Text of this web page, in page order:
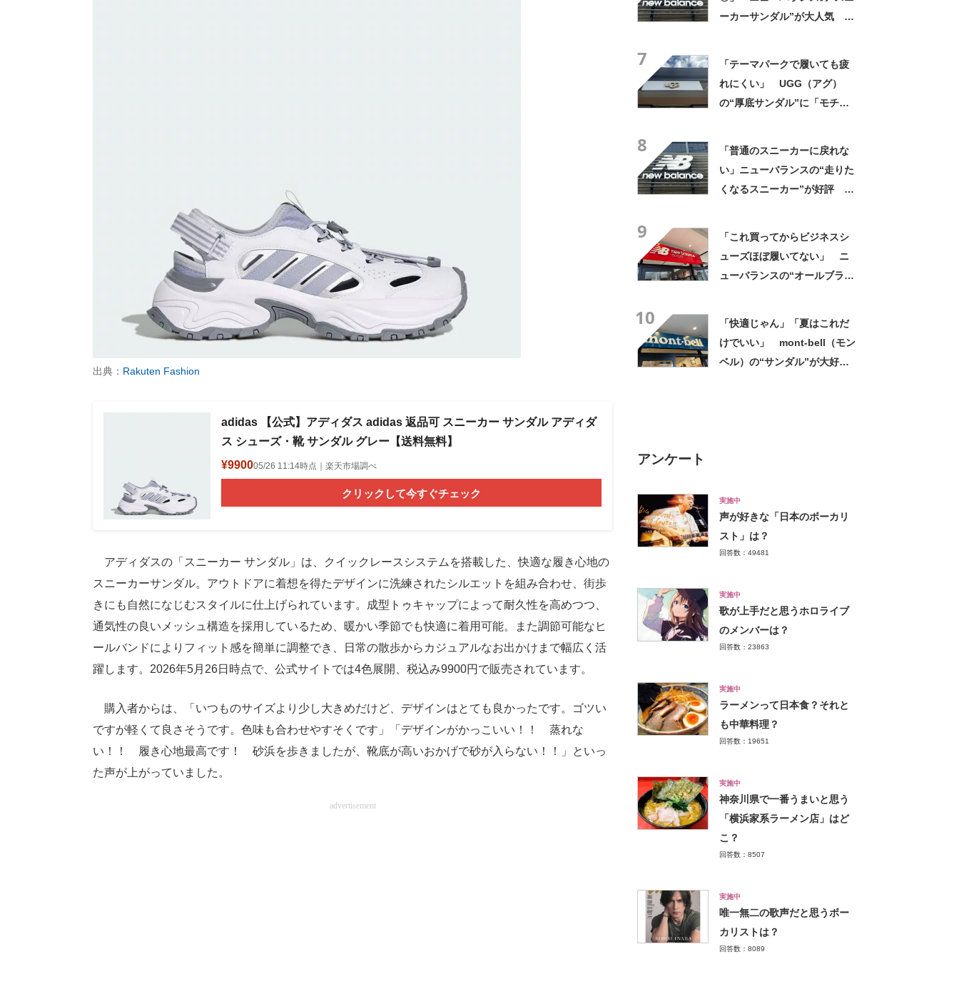
出典： Rakuten Fashion
adidas 【公式】アディダス adidas 返品可 スニーカー サンダル アディダ
ス シューズ・靴 サンダル グレー【送料無料】
¥990005/26 11:14時点｜楽天市場調べ
クリックして今すぐチェック
アディダスの「スニーカー サンダル」は、クイックレースシステムを搭載した、快適な履き心地の
スニーカーサンダル。アウトドアに着想を得たデザインに洗練されたシルエットを組み合わせ、街歩
きにも自然になじむスタイルに仕上げられています。成型トゥキャップによって耐久性を高めつつ、
通気性の良いメッシュ構造を採用しているため、暖かい季節でも快適に着用可能。また調節可能なヒ
ールバンドによりフィット感を簡単に調整でき、日常の散歩からカジュアルなお出かけまで幅広く活
躍します。2026年5月26日時点で、公式サイトでは4色展開、税込み9900円で販売されています。
購入者からは、「いつものサイズより少し大きめだけど、デザインはとても良かったです。ゴツい
ですが軽くて良さそうです。色味も合わせやすそくです」「デザインがかっこいい！！ 蒸れな
い！！ 履き心地最高です！ 砂浜を歩きましたが、靴底が高いおかげで砂が入らない！！」といっ
た声が上がっていました。
advertisement
ーカーサンダル”が大人気
7
「テーマパークで履いても疲
れにくい」 UGG（アグ）
の“厚底サンダル”に「モチモ
8
「普通のスニーカーに戻れな
い」ニューバランスの“走りた
くなるスニーカー”が好評
9
「これ買ってからビジネスシ
ューズほぼ履いてない」 ニ
ューバランスの“オールブラッ
10
「快適じゃん」「夏はこれだ
けでいい」 mont-bell（モン
ベル）の“サンダル”が大好
アンケート
実施中
声が好きな「日本のボーカリ
スト」は？
回答数：49481
実施中
歌が上手だと思うホロライブ
のメンバーは？
回答数：23863
実施中
ラーメンって日本食？それと
も中華料理？
回答数：19651
実施中
神奈川県で一番うまいと思う
「横浜家系ラーメン店」はど
こ？
回答数：8507
実施中
唯一無二の歌声だと思うボー
カリストは？
回答数：8089